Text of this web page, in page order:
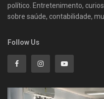
político. Entretenimento,
sobre saúde, contabilidade,
Follow Us